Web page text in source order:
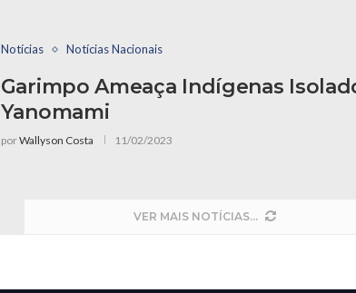
Notícias Notícias Nacionais
Garimpo Ameaça Indígenas
Yanomami
porWallyson Costa 11/02/2023
VER MAIS NOTÍCIAS